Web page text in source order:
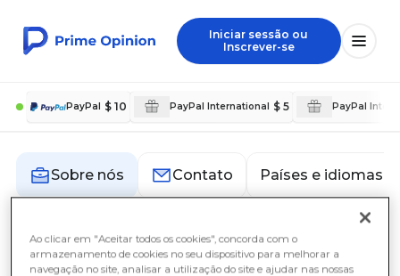
Iniciar sessão ou
Inscrever-se
PayPal $ 10 PayPal International $ 5 PayPal
Sobre nós Contato Países e idiomas
Sobre nós
Ao clicar em "Aceitar todos os cookies", concorda com o
armazenamento de cookies no seu dispositivo para melhorar a
navegação no site, analisar a utilização do site e ajudar nas nossas